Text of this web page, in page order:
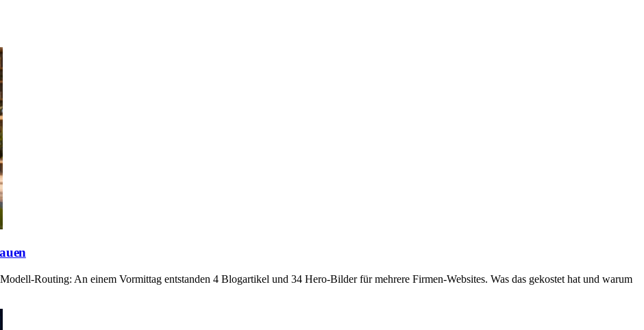
Routing: An einem Vormittag entstanden 4 Blogartikel und 34 Hero-Bilder für mehrere Firmen-Websites. Was das gekostet hat und warum